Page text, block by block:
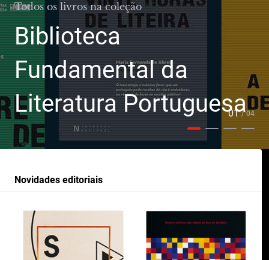
Todos os livros na coleção
Biblioteca
Fundamental da
Literatura Portuguesa
01/ 04
Novidades editoriais